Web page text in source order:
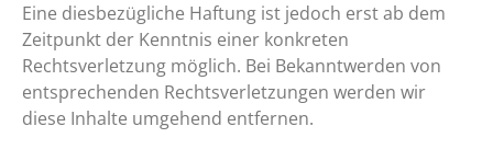
Eine diesbezügliche Haftung ist jedoch erst ab dem
Zeitpunkt der Kenntnis einer konkreten
Rechtsverletzung möglich. Bei Bekanntwerden von
entsprechenden Rechtsverletzungen werden wir
diese Inhalte umgehend entfernen.